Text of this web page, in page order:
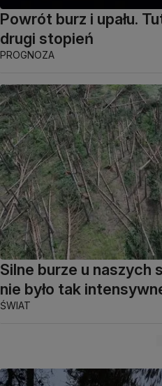
Powrót burz i upału.
drugi stopień
PROGNOZA
Silne burze u naszych
nie było tak
ŚWIAT